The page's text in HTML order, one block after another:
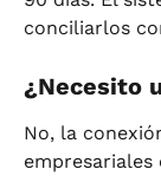
conciliarlos
¿Necesito
No, la
empresariales